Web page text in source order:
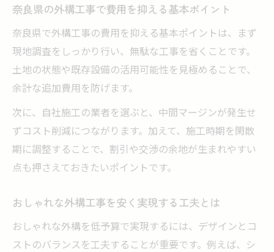
低予算外構工事で満足度を高める方法
奈良県で外構工事費用を抑えるコツ集
外構工事を安くするための業者選定法
見積もり比較で外構工事費用を賢く節約
め
奈良県で人気の低予算外構プラン例紹介
外構工事費用を抑える交渉術と工夫
外構工事の計画段階で押さえるべき要素
奈良県で外構工事を成功させる準備とは
低予算外構工事のための優先順位の付け方
奈良県の外構工事で費用を抑える基本ポイント
奈良県で外構工事の費用を抑える基本ポイントは、まず
現地調査をしっかり行い、無駄な工事を省くことです。
土地の状態や既存設備の活用可能性を見極めることで、
余計な追加費用を防げます。
次に、自社施工の業者を選ぶと、中間マージンが発生せ
ずコスト削減につながります。加えて、施工時期を閑散
期に調整することで、割引や交渉の余地が生まれやすい
点も押さえておきたいポイントです。
おしゃれな外構工事を安く実現する工夫とは
おしゃれな外構を低予算で実現するには、デザインとコ
ストのバランスを工夫することが重要です。例えば、シ